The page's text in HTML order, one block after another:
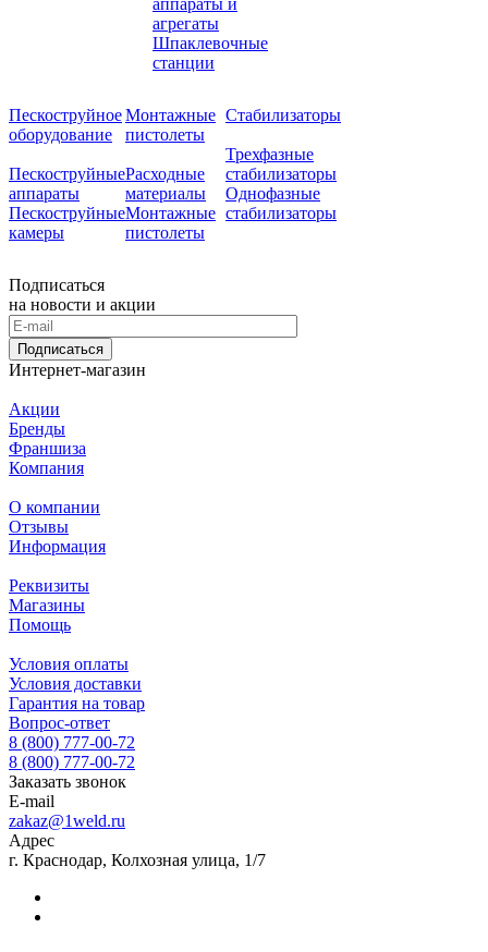
агрегаты
Шпаклевочные
станции
Пескоструйное
оборудование
Пескоструйные
аппараты
Пескоструйные
камеры
Монтажные
пистолеты
Расходные
материалы
Монтажные
пистолеты
Стабилизаторы
Трехфазные
стабилизаторы
Однофазные
стабилизаторы
Подписаться
на новости и акции
Подписаться
Интернет-магазин
Акции
Бренды
Франшиза
Компания
О компании
Отзывы
Информация
Реквизиты
Магазины
Помощь
Условия оплаты
Условия доставки
Гарантия на товар
Вопрос-ответ
8 (800) 777-00-72
8 (800) 777-00-72
Заказать звонок
E-mail
zakaz@1weld.ru
Адрес
г. Краснодар, Колхозная улица, 1/7